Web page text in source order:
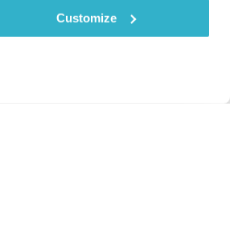
Customize